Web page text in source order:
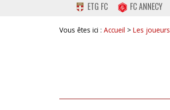
ETG FC FC ANNECY
Vous êtes ici : Accueil > Les joueurs